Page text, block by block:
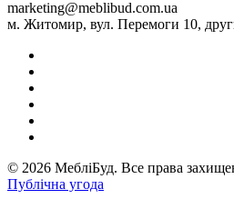
marketing@meblibud.com.ua
м. Житомир, вул. Перемоги 10,
© 2026 МебліБуд. Все права
Публічна угода